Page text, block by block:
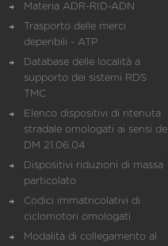
Materia ADR-RID-ADN
Trasporto delle merci
deperibili - ATP
Database delle località a
supporto dei sistemi RDS
TMC
Elenco dispositivi di ritenuta
stradale omologati ai sensi del
DM 21.06.04
Dispositivi riduzioni di massa
particolato
Codici immatricolativi di
ciclomotori omologati
Modalità di collegamento al